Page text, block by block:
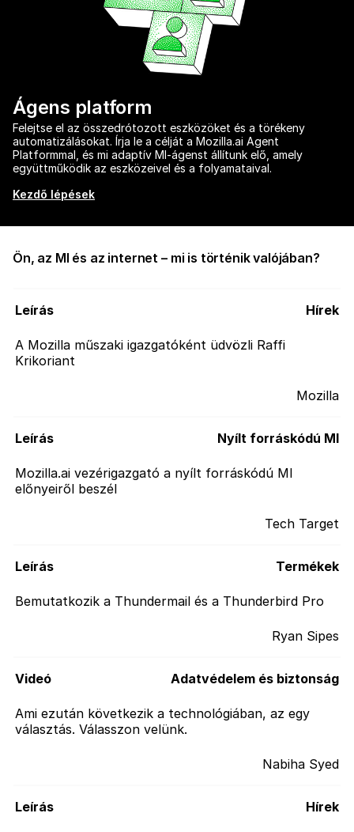
Ágens platform
Felejtse el az összedrótozott eszközöket és a törékeny
automatizálásokat. Írja le a célját a Mozilla.ai Agent
Platformmal, és mi adaptív MI-ágenst állítunk elő, amely
együttműködik az eszközeivel és a folyamataival.
Kezdő lépések
Ön, az MI és az internet – mi is történik valójában?
Leírás
Mozilla
Hírek
A Mozilla műszaki igazgatóként üdvözli Raffi
Krikoriant
Leírás
Tech Target
Nyílt forráskódú MI
Mozilla.ai vezérigazgató a nyílt forráskódú MI
előnyeiről beszél
Leírás
Ryan Sipes
Termékek
Bemutatkozik a Thundermail és a Thunderbird Pro
Videó
Nabiha Syed
Adatvédelem és biztonság
Ami ezután következik a technológiában, az egy
választás. Válasszon velünk.
Leírás Hírek